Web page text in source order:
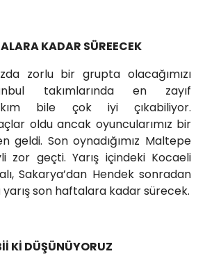
KADAR SÜREECEK
zorlu bir grupta olacağımızı
takımlarında en zayıf
bile çok iyi çıkabiliyor.
oldu ancak oyuncularımız bir
geldi. Son oynadığımız Maltepe
zor geçti. Yarış içindeki Kocaeli
Sakarya’dan Hendek sonradan
yarış son haftalara kadar sürecek.
Kİ DÜŞÜNÜYORUZ